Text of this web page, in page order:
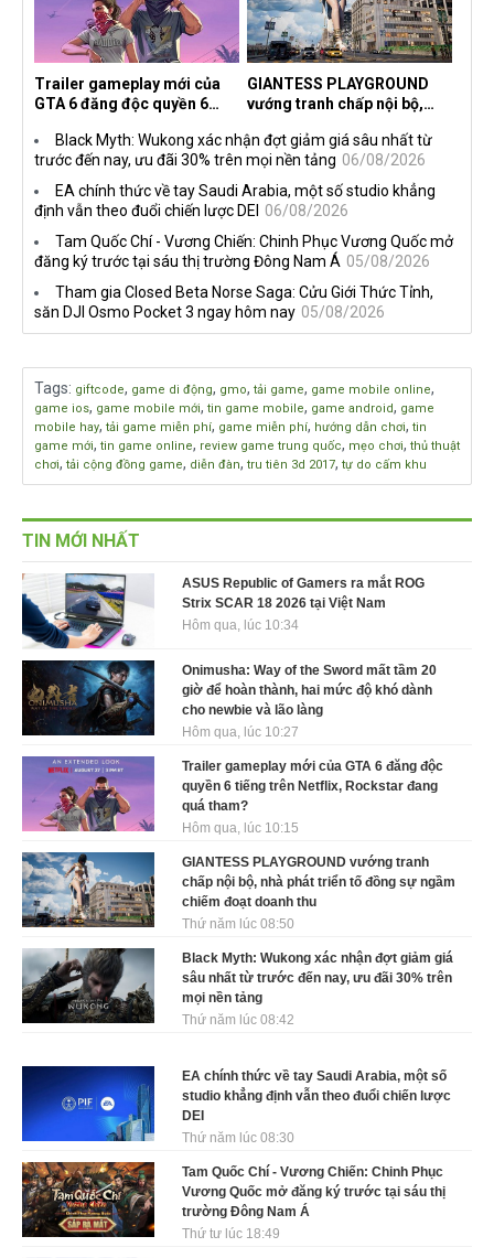
Trailer gameplay mới của
GTA 6 đăng độc quyền 6
đang quá tham?
GIANTESS PLAYGROUND
vướng tranh chấp nội bộ,
ngầm chiếm đoạt doanh thu
Black Myth: Wukong xác nhận đợt giảm giá sâu nhất từ
trước đến nay, ưu đãi 30% trên mọi nền tảng 06/08/2026
EA chính thức về tay Saudi Arabia, một số studio khẳng
định vẫn theo đuổi chiến lược DEI
06/08/2026
Tam Quốc Chí - Vương Chiến: Chinh Phục Vương Quốc mở
đăng ký trước tại sáu thị trường Đông Nam Á 05/08/2026
Tham gia Closed Beta Norse Saga: Cửu Giới Thức Tỉnh,
săn DJI Osmo Pocket 3 ngay hôm nay 05/08/2026
Tags: giftcode, game di động, gmo, tải game, game mobile online,
game ios, game mobile mới, tin game mobile, game android, game
mobile hay, tải game miễn phí, game miễn phí, hướng dẫn chơi, tin
game mới, tin game online, review game trung quốc, mẹo chơi, thủ thuật
chơi, tải cộng đồng game, diễn đàn, tru tiên 3d 2017, tự do cấm khu
TIN MỚI NHẤT
ASUS Republic of Gamers ra mắt ROG
Strix SCAR 18 2026 tại Việt Nam
Hôm qua, lúc 10:34
Onimusha: Way of the Sword mất tầm 20
giờ để hoàn thành, hai mức độ khó dành
cho newbie và lão làng
Hôm qua, lúc 10:27
Trailer gameplay mới của GTA 6 đăng độc
quyền 6 tiếng trên Netflix, Rockstar đang
quá tham?
Hôm qua, lúc 10:15
GIANTESS PLAYGROUND vướng tranh
chấp nội bộ, nhà phát triển tố đồng sự ngầm
chiếm đoạt doanh thu
Thứ năm lúc 08:50
Black Myth: Wukong xác nhận đợt giảm giá
sâu nhất từ trước đến nay, ưu đãi 30% trên
mọi nền tảng
Thứ năm lúc 08:42
EA chính thức về tay Saudi Arabia, một số
studio khẳng định vẫn theo đuổi chiến lược
DEI
Thứ năm lúc 08:30
Tam Quốc Chí - Vương Chiến: Chinh Phục
Vương Quốc mở đăng ký trước tại sáu thị
trường Đông Nam Á
Thứ tư lúc 18:49